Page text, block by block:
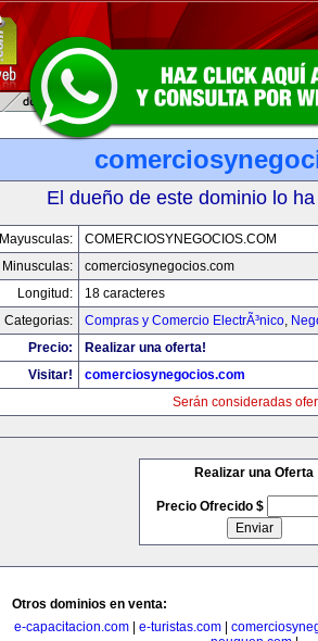
El dueño de este dominio lo
Mayusculas:
COMERCIOSYNEGOCIOS.COM
Minusculas:
comerciosynegocios.com
Longitud:
18 caracteres
Categorias:
Compras y Comercio ElectrÃ³nico,
Precio:
Realizar una oferta!
Visitar!
comerciosynegocios.com
Serán consideradas
Realizar una Oferta
Precio Ofrecido $
Otros dominios en venta:
e-capacitacion.com
e-turistas.com